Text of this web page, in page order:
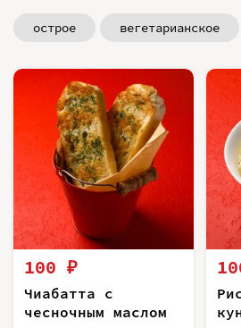
острое вегетарианское
100 ₽
Чиабатта с
чесночным маслом